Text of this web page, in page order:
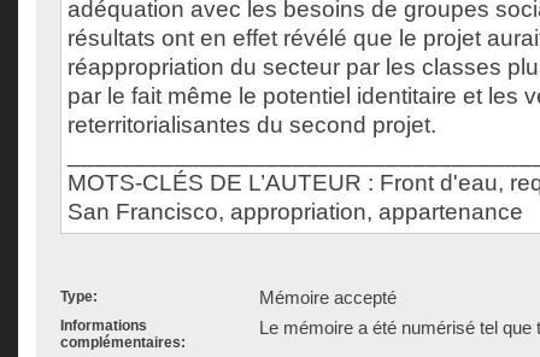
adéquation avec les besoins de groupes
résultats ont en effet révélé que le projet
réappropriation du secteur par les classes
par le fait même le potentiel identitaire et les
reterritorialisantes du second projet.
MOTS-CLÉS DE L’AUTEUR : Front d'eau,
San Francisco, appropriation, appartenance
Type: Mémoire accepté
Informations
complémentaires:
Le mémoire a été numérisé tel que